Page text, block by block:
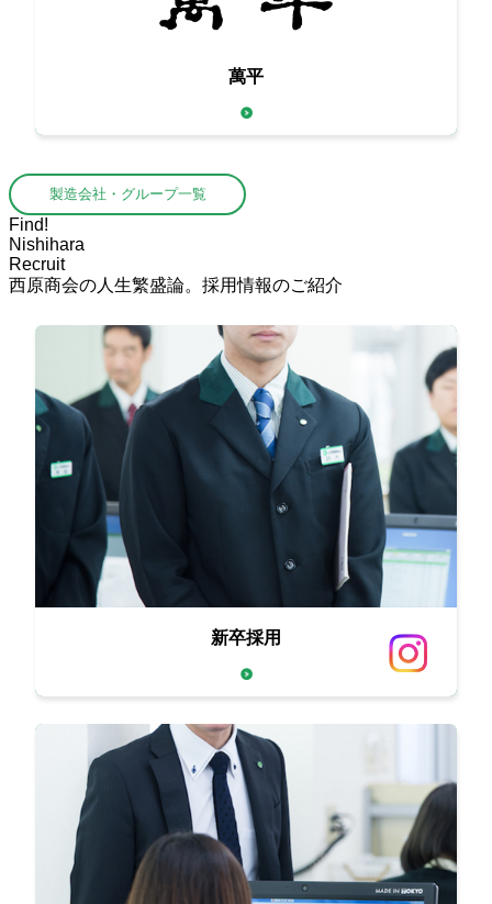
萬平
製造会社・グループ一覧
Find!
Nishihara
Recruit
西原商会の人生繁盛論。採用情報のご紹介
新卒採用
西原商会の人生繁盛論